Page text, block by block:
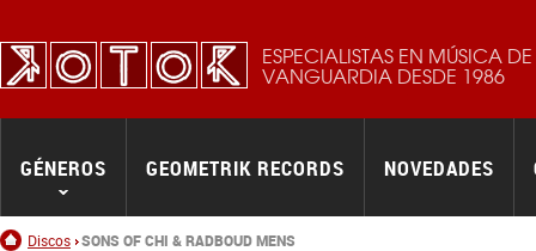
ESPECIALISTAS EN MÚSICA DE
VANGUARDIA DESDE 1986
Inicio
Discos SONS OF CHI & RADBOUD MENS
GÉNEROS GEOMETRIK RECORDS NOVEDADES